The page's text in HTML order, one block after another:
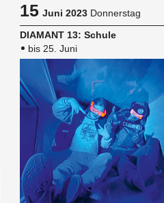
15Juni 2023 Donnerstag
DIA­MANT 13: Schu­le
bis 25. Juni